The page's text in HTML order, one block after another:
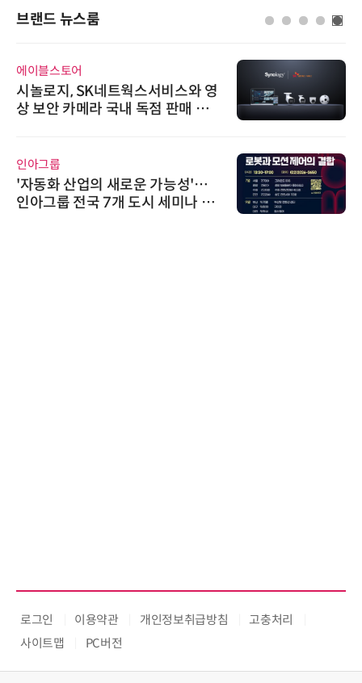
브랜드 뉴스룸
에이블스토어
시놀로지, SK네트웍스서비스와 영
상 보안 카메라 국내 독점 판매 파
인아그룹
'자동화 산업의 새로운 가능성'…
인아그룹 전국 7개 도시 세미나 페
로그인 이용약관 개인정보취급방침
고충처리
사이트맵
PC버전